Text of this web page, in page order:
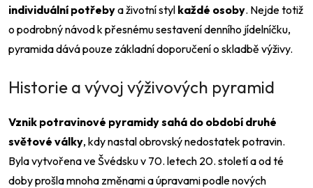
individuální potřebya životní styl každé osoby. Nejde totiž
o podrobný návodk přesnému sestavení denního jídelníčku,
pyramida dává pouze základní doporučení o skladbě výživy.
Historie a vývoj výživových pyramid
Vznik potravinové pyramidy sahá do období druhé
světové války, kdy nastal obrovský nedostatek potravin.
Byla vytvořena ve Švédsku v 70. letech 20. století a od té
doby prošla mnoha změnami a úpravami podle nových